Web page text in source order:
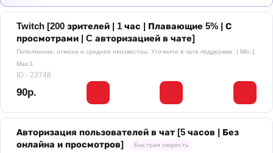
Twitch [200 зрителей | 1 час | Плавающие 5% | С
просмотрами | C авторизацией в чате]
Пополнение, отмена и среднее неизвестны. Уточните в чате поддержки.
| Min:1
Max:1
ID - 23748
90р.
Авторизация пользователей в чат [5 часов | Без
онлайна и просмотров]
Быстрая скорость